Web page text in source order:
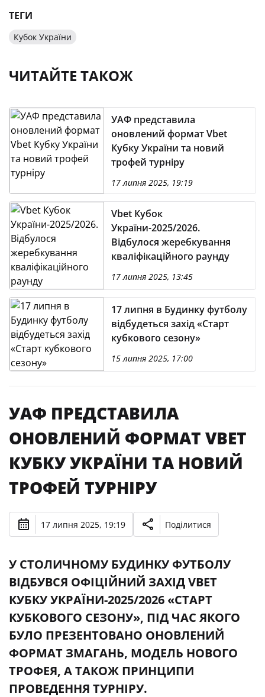
ТЕГИ
Кубок України
ЧИТАЙТЕ ТАКОЖ
УАФ представила
оновлений формат Vbet
Кубку України та новий
трофей турніру
17 липня 2025, 19:19
Vbet Кубок
України-2025/2026.
Відбулося жеребкування
кваліфікаційного раунду
17 липня 2025, 13:45
17 липня в Будинку футболу
відбудеться захід «Старт
кубкового сезону»
15 липня 2025, 17:00
УАФ ПРЕДСТАВИЛА
ОНОВЛЕНИЙ ФОРМАТ VBET
КУБКУ УКРАЇНИ ТА НОВИЙ
ТРОФЕЙ ТУРНІРУ
17 липня 2025, 19:19 Поділитися
У СТОЛИЧНОМУ БУДИНКУ ФУТБОЛУ
ВІДБУВСЯ ОФІЦІЙНИЙ ЗАХІД VBET
КУБКУ УКРАЇНИ-2025/2026 «СТАРТ
КУБКОВОГО СЕЗОНУ», ПІД ЧАС ЯКОГО
БУЛО ПРЕЗЕНТОВАНО ОНОВЛЕНИЙ
ФОРМАТ ЗМАГАНЬ, МОДЕЛЬ НОВОГО
ТРОФЕЯ, А ТАКОЖ ПРИНЦИПИ
ПРОВЕДЕННЯ ТУРНІРУ.